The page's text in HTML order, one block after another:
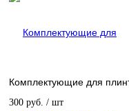
Комплектующие для
300 руб. / шт